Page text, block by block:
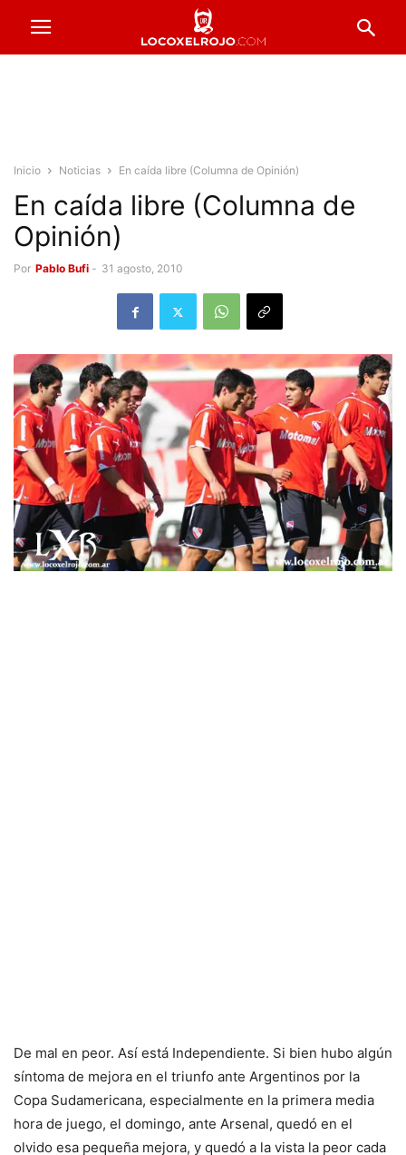
Inicio Noticias En caída libre (Columna de Opinión)
En caída libre (Columna de
Opinión)
Por Pablo Bufi - 31 agosto, 2010
De mal en peor. Así está Independiente. Si bien hubo algún
síntoma de mejora en el triunfo ante Argentinos por la
Copa Sudamericana, especialmente en la primera media
hora de juego, el domingo, ante Arsenal, quedó en el
olvido esa pequeña mejora, y quedó a la vista la peor cada